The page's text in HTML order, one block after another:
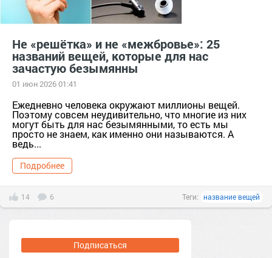
Не «решётка» и не «межбровье»: 25
названий вещей, которые для нас
зачастую безымянны
01 июн 2026 01:41
Ежедневно человека окружают миллионы вещей.
Поэтому совсем неудивительно, что многие из них
могут быть для нас безымянными, то есть мы
просто не знаем, как именно они называются. А
ведь...
Подробнее
14 6 Теги: название вещей
Подписаться